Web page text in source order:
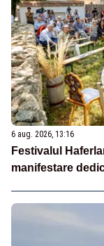
6 aug. 2026, 13:16
Festivalul
manifestare